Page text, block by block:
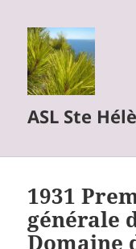
ASL Ste
1931
générale
Domaine